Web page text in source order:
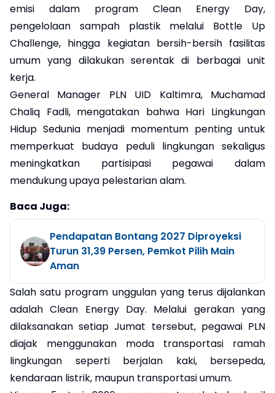
emisi dalam program Clean Energy Day,
pengelolaan sampah plastik melalui Bottle Up
Challenge, hingga kegiatan bersih-bersih fasilitas
umum yang dilakukan serentak di berbagai unit
kerja.
General Manager PLN UID Kaltimra, Muchamad
Chaliq Fadli, mengatakan bahwa Hari Lingkungan
Hidup Sedunia menjadi momentum penting untuk
memperkuat budaya peduli lingkungan sekaligus
meningkatkan partisipasi pegawai dalam
mendukung upaya pelestarian alam.
Baca Juga:
Pendapatan Bontang 2027 Diproyeksi
Turun 31,39 Persen, Pemkot Pilih Main
Aman
Salah satu program unggulan yang terus dijalankan
adalah Clean Energy Day. Melalui gerakan yang
dilaksanakan setiap Jumat tersebut, pegawai PLN
diajak menggunakan moda transportasi ramah
lingkungan seperti berjalan kaki, bersepeda,
kendaraan listrik, maupun transportasi umum.